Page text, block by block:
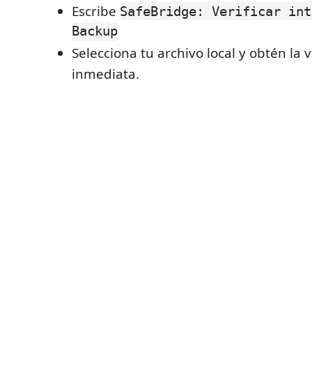
Escribe SafeBridge: Verificar
Backup
Selecciona tu archivo local y obtén la
inmediata.